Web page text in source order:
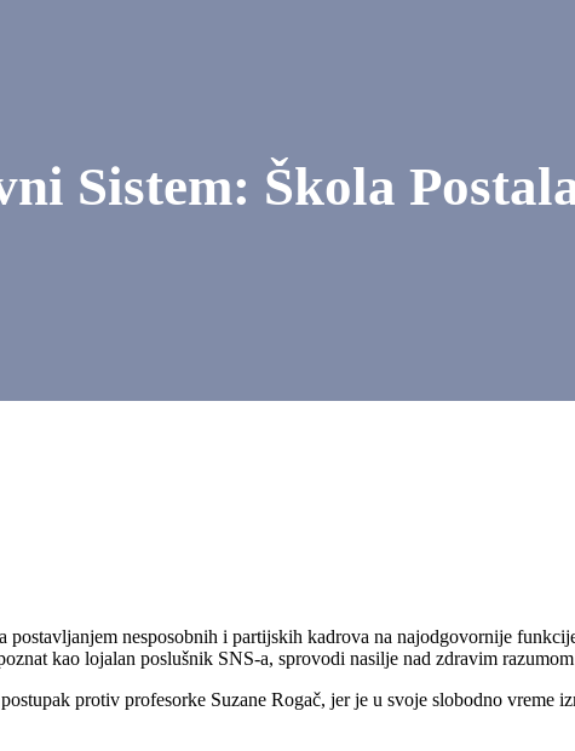
Sistem: Škola
postavljanjem nesposobnih i partijskih kadrova na najodgovornije
kao lojalan poslušnik SNS-a, sprovodi nasilje nad zdravim
protiv profesorke Suzane Rogač, jer je u svoje slobodno vreme